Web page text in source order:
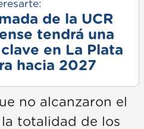
de la UCR
tendrá una
en La Plata
hacia 2027
no alcanzaron el
totalidad de los